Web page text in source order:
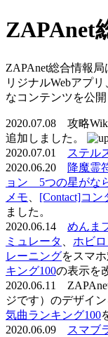
ZAPAnet
ZAPAnet総合情報
リジナルWebアプ
なコンテンツを公
2020.07.08 攻略
追加しました。
2020.07.01
ステル
2020.06.20
降魔霊
ョン 5つの星がな
メモ
[Contact]コ
ました。
2020.06.14 めんま
ミュレータ
ホビ
レーニングをスマ
キング100の表示を
2020.06.11
ジです）のデザイ
気曲ランキング100
2020.06.09
スマブ